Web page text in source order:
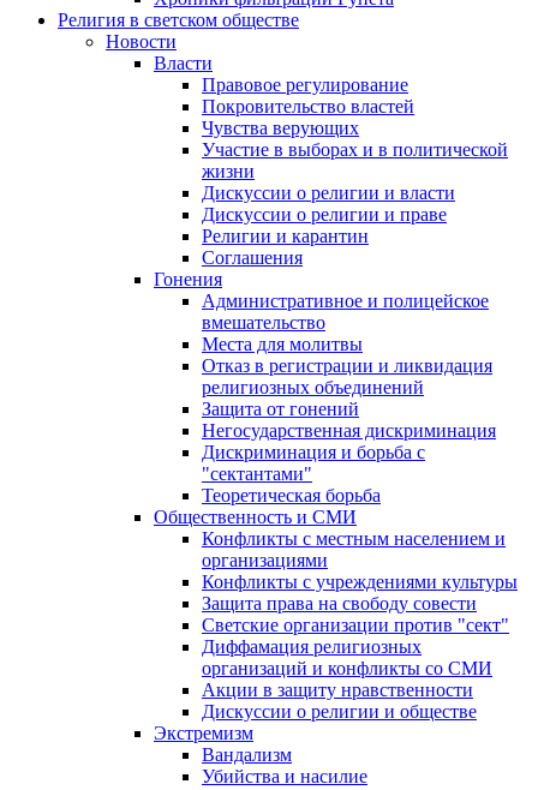
Религия в светском обществе
Новости
Власти
Правовое регулирование
Покровительство властей
Чувства верующих
Участие в выборах и в политической
жизни
Дискуссии о религии и власти
Дискуссии о религии и праве
Религии и карантин
Соглашения
Гонения
Административное и полицейское
вмешательство
Места для молитвы
Отказ в регистрации и ликвидация
религиозных объединений
Защита от гонений
Негосударственная дискриминация
Дискриминация и борьба с
"сектантами"
Теоретическая борьба
Общественность и СМИ
Конфликты с местным населением и
организациями
Конфликты с учреждениями культуры
Защита права на свободу совести
Светские организации против "сект"
Диффамация религиозных
организаций и конфликты со СМИ
Акции в защиту нравственности
Дискуссии о религии и обществе
Экстремизм
Вандализм
Убийства и насилие